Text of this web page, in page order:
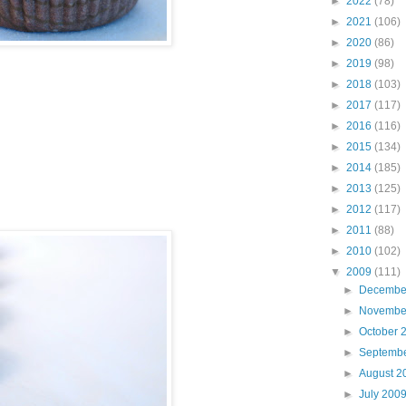
► 2021 (106)
► 2020 (86)
► 2019 (98)
► 2018 (103)
► 2017 (117)
► 2016 (116)
► 2015 (134)
► 2014 (185)
► 2013 (125)
► 2012 (117)
► 2011 (88)
► 2010 (102)
▼ 2009 (111)
►
►
►October
►
►August
►July